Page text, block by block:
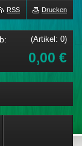
Drucken
RSS
(Artikel: 0)
0,00 €